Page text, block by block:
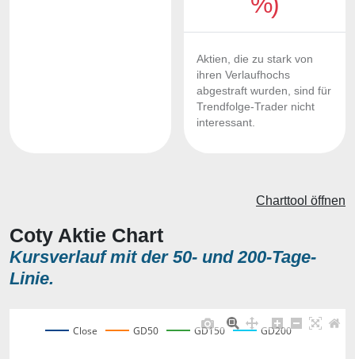
Aktien, die zu stark von
ihren Verlaufhochs
abgestraft wurden, sind für
Trendfolge-Trader nicht
interessant.
Coty Aktie Chart
Kursverlauf mit der 50- und 200-Tage-
Linie.
Charttool öffnen
Close GD50 GD150 GD200